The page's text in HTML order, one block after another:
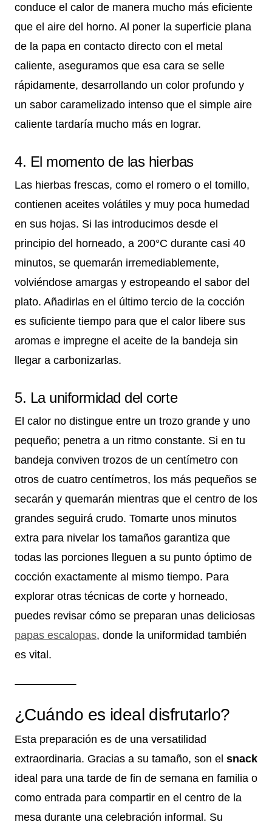
conduce el calor de manera mucho más eficiente
que el aire del horno. Al poner la superficie plana
de la papa en contacto directo con el metal
caliente, aseguramos que esa cara se selle
rápidamente, desarrollando un color profundo y
un sabor caramelizado intenso que el simple aire
caliente tardaría mucho más en lograr.
4. El momento de las hierbas
Las hierbas frescas, como el romero o el tomillo,
contienen aceites volátiles y muy poca humedad
en sus hojas. Si las introducimos desde el
principio del horneado, a 200°C durante casi 40
minutos, se quemarán irremediablemente,
volviéndose amargas y estropeando el sabor del
plato. Añadirlas en el último tercio de la cocción
es suficiente tiempo para que el calor libere sus
aromas e impregne el aceite de la bandeja sin
llegar a carbonizarlas.
5. La uniformidad del corte
El calor no distingue entre un trozo grande y uno
pequeño; penetra a un ritmo constante. Si en tu
bandeja conviven trozos de un centímetro con
otros de cuatro centímetros, los más pequeños se
secarán y quemarán mientras que el centro de los
grandes seguirá crudo. Tomarte unos minutos
extra para nivelar los tamaños garantiza que
todas las porciones lleguen a su punto óptimo de
cocción exactamente al mismo tiempo. Para
explorar otras técnicas de corte y horneado,
puedes revisar cómo se preparan unas deliciosas
papas escalopas, donde la uniformidad también
es vital.
¿Cuándo es ideal disfrutarlo?
Esta preparación es de una versatilidad
extraordinaria. Gracias a su tamaño, son el snack
ideal para una tarde de fin de semana en familia o
como entrada para compartir en el centro de la
mesa durante una celebración informal. Su